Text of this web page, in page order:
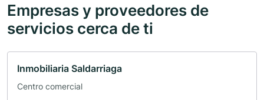
Empresas y proveedores de
servicios cerca de ti
Inmobiliaria Saldarriaga
Centro comercial